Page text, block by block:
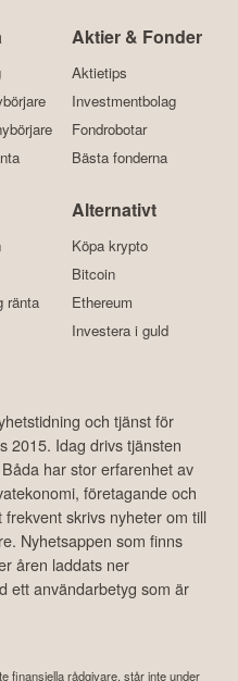
Aktier & Fonder
Aktietips
Investmentbolag
Fondrobotar
Bästa fonderna
ränta
Alternativt
Köpa krypto
Bitcoin
Ethereum
Investera i guld
och tjänst för
2015. Idag drivs tjänsten
har stor erfarenhet av
företagande och
skrivs nyheter om till
Nyhetsappen som finns
åren laddats ner
ett användarbetyg som är
finansiella rådgivare, står inte under